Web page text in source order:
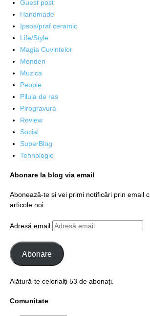
Guest post
Handmade
Ipsos/praf ceramic
Life/Style
Magia Cuvintelor
Monden
Muzica
People
Pilula de ras
Pirogravura
Review
Social
SuperBlog
Tehnologie
Abonare la blog via email
Abonează-te și vei primi notificări prin email
articole noi.
Adresă email
Abonare
Alătură-te celorlalți 53 de abonați.
Comunitate